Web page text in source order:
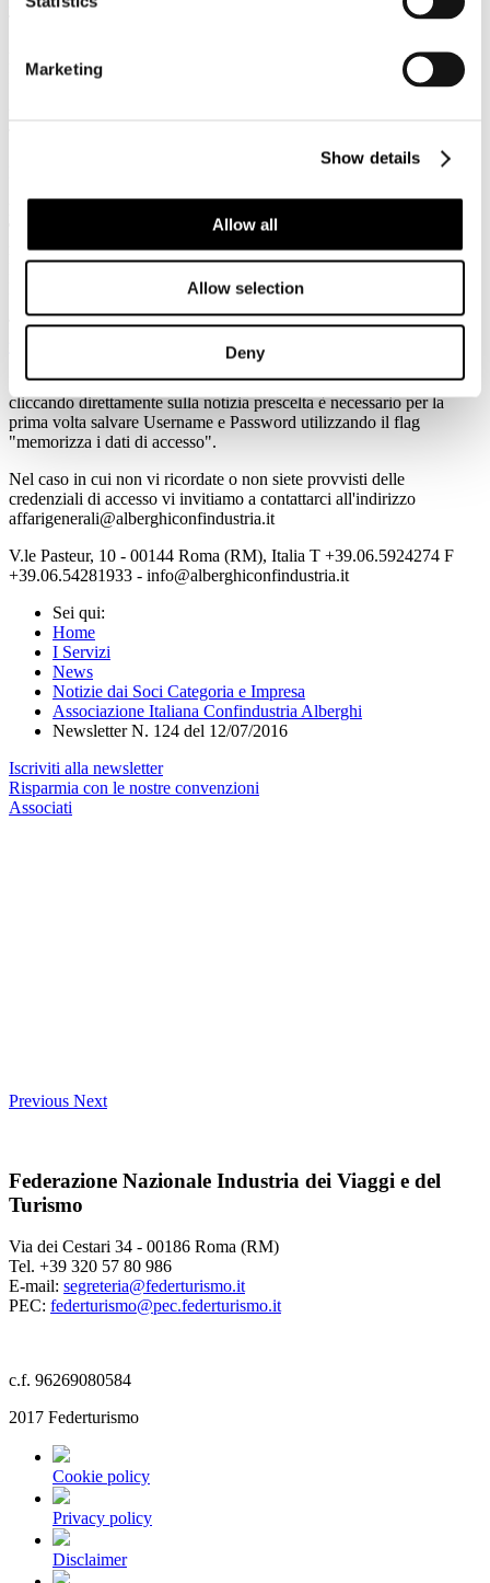
Marketing
Show details
Allow all
Allow selection
Deny
PALMUCCI - Decollano i distretti turistici
Il Sole 24 Ore
TAX CREDIT come funziona e quali le opportunità per le
imprese.
Mercoledì 20 luglio, ore 14.30 - Hotel Terme San Giovanni -
Tutte le informazioni sono consultabili all'indirizzo
Per accedere in automatico alle informazioni della Newsletter
cliccando direttamente sulla notizia prescelta è necessario per la
prima volta salvare Username e Password utilizzando il flag
"memorizza i dati di accesso".
Nel caso in cui non vi ricordate o non siete provvisti delle
credenziali di accesso vi invitiamo a contattarci all'indirizzo
affarigenerali@alberghiconfindustria.it
V.le Pasteur, 10 - 00144 Roma (RM), Italia T +39.06.5924274 F
+39.06.54281933 - info@alberghiconfindustria.it
Sei qui:
Home
I Servizi
News
Notizie dai Soci Categoria e Impresa
Associazione Italiana Confindustria Alberghi
Newsletter N. 124 del 12/07/2016
Iscriviti alla newsletter
Risparmia con le nostre convenzioni
Associati
Previous Next
Federazione Nazionale Industria dei Viaggi e del
Turismo
Via dei Cestari 34 - 00186 Roma (RM)
Tel. +39 320 57 80 986
E-mail: segreteria@federturismo.it
PEC: federturismo@pec.federturismo.it
c.f. 96269080584
2017 Federturismo
Cookie policy
Privacy policy
Disclaimer